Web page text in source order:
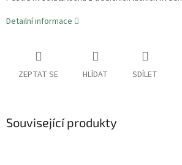
Detailní informace
ZEPTAT SE HLÍDAT SDÍLET
Související produkty